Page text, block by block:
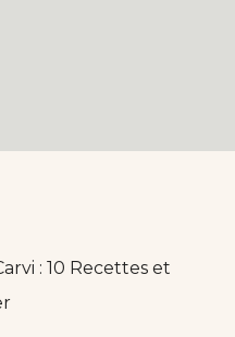
: 10 Recettes et